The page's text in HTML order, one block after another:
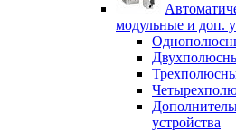
модульные и доп.
устройства